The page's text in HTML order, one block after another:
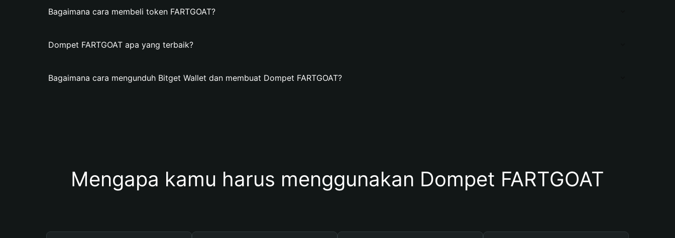
Bagaimana cara membeli token FARTGOAT?
Dompet FARTGOAT apa yang terbaik?
Bagaimana cara mengunduh Bitget Wallet dan membuat Dompet FARTGOAT?
Mengapa kamu harus menggunakan Dompet FARTGOAT